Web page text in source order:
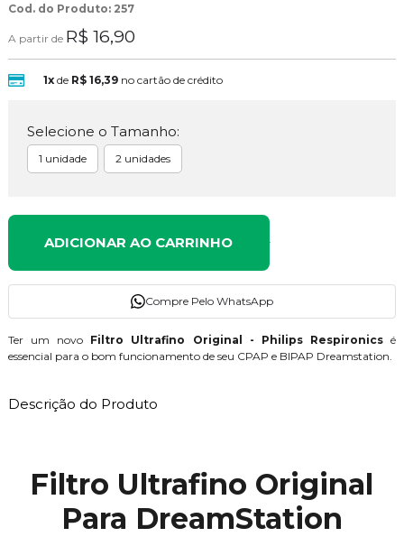
Cod. do Produto: 257
A partir de R$ 16,90
1xde R$ 16,39 no cartão de crédito
Selecione o Tamanho:
1 unidade 2 unidades
ADICIONAR AO CARRINHO
Compre Pelo WhatsApp
Ter um novo Filtro Ultrafino Original - Philips Respironicsé
essencial para o bom funcionamento de seu CPAP e BIPAP Dreamstation.
Descrição do Produto
Filtro Ultrafino Original
Para DreamStation